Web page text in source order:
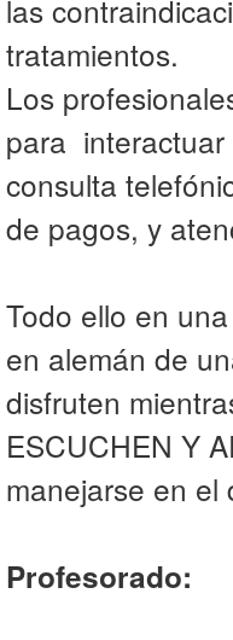
las
tratamientos.
Los
para interactuar
consulta
de pagos, y
Todo ello en
en alemán de
disfruten
ESCUCHEN Y
manejarse en
Profesorado: